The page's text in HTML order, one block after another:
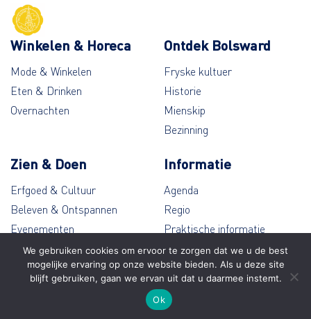
Winkelen & Horeca
Mode & Winkelen
Eten & Drinken
Overnachten
Ontdek Bolsward
Fryske kultuer
Historie
Mienskip
Bezinning
Zien & Doen
Erfgoed & Cultuur
Beleven & Ontspannen
Evenementen
Wandelen & Fietsen
Informatie
Agenda
Regio
Praktische informatie
Contact
We gebruiken cookies om ervoor te zorgen dat we u de best
mogelijke ervaring op onze website bieden. Als u deze site
blijft gebruiken, gaan we ervan uit dat u daarmee instemt.
Ok